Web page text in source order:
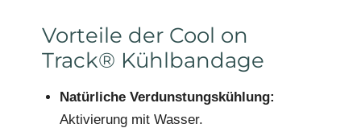
Vorteile der Cool on
Track® Kühlbandage
Natürliche Verdunstungskühlung:
Aktivierung mit Wasser.